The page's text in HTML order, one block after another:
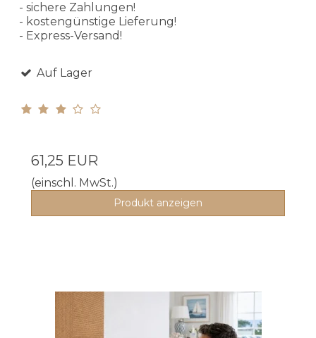
- sichere Zahlungen!
- kostengünstige Lieferung!
- Express-Versand!
Auf Lager
61,25 EUR
(einschl. MwSt.)
Produkt anzeigen